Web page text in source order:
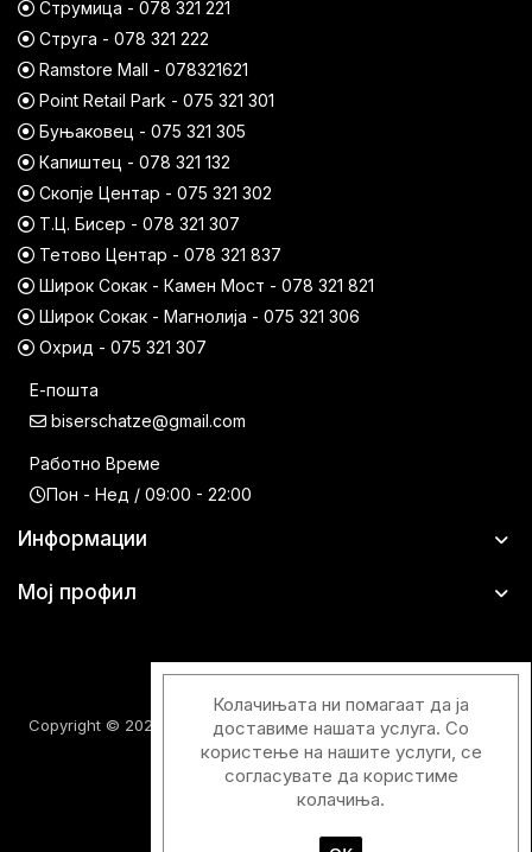
Струмица - 078 321 221
Струга - 078 321 222
Ramstore Mall - 078321621
Point Retail Park - 075 321 301
Буњаковец - 075 321 305
Капиштец - 078 321 132
Скопје Центар - 075 321 302
Т.Ц. Бисер - 078 321 307
Тетово Центар - 078 321 837
Широк Сокак - Камен Мост - 078 321 821
Широк Сокак - Магнолија - 075 321 306
Охрид - 075 321 307
Е-пошта
biserschatze@gmail.com
Работно Време
Пон - Нед / 09:00 - 22:00
Информации
Мој профил
Copyright © 2026 Шатци Парфимерии. Сите права задржани.
Колачињата ни помагаат да ја
доставиме нашата услуга. Со
користење на нашите услуги, се
согласувате да користиме
колачиња.